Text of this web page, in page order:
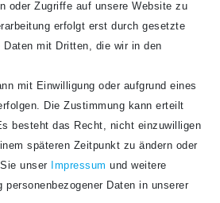
ich dieDaten­schutz­erklärunggelesen habe. Meine
oder Zugriffe auf unsere Website zu
erfolgt erst durch gesetzte
mit Dritten, die wir in den
mit Einwilligung oder aufgrund eines
Die Zustimmung kann erteilt
besteht das Recht, nicht einzuwilligen
späteren Zeitpunkt zu ändern oder
unser
Impressum und weitere
personenbezogener Daten in unserer